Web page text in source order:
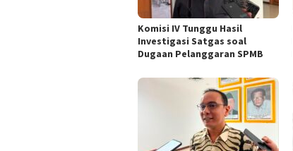
Komisi IV Tunggu Hasil
Investigasi Satgas soal
Dugaan Pelanggaran SPMB